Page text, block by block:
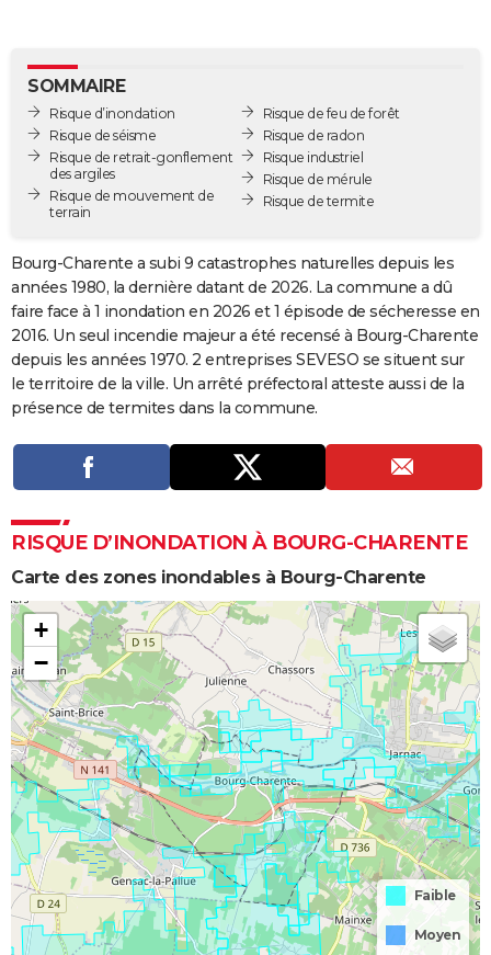
GUIDES D'ACHAT
BONS PLANS
CARTE DE VOEUX
Carte de Noël
Carte Bonne année
Carte Saint-Valentin
Carte Pâques
Carte d'anniversaire
DICTIONNAIRE
COPAINS D'AVANT
S'inscrire
Se connecter
Lycées
Collèges
Primaires
Universités
Entreprises
Service militaire
Avis de recherche
AVIS DE DÉCÈS
FORUM
Lifestyle
Sport
Television
Cinema
SOMMAIRE
Risque d’inondation
Risque de séisme
Risque de retrait-gonflement
des argiles
Risque de mouvement de
terrain
Risque de feu de forêt
Risque de radon
Risque industriel
Risque de mérule
Risque de termite
Bourg-Charente a subi 9 catastrophes naturelles depuis les
années 1980, la dernière datant de 2026. La commune a dû
faire face à 1 inondation en 2026 et 1 épisode de sécheresse en
2016. Un seul incendie majeur a été recensé à Bourg-Charente
depuis les années 1970. 2 entreprises SEVESO se situent sur
le territoire de la ville. Un arrêté préfectoral atteste aussi de la
présence de termites dans la commune.
RISQUE D’INONDATION À BOURG-CHARENTE
Carte des zones inondables à Bourg-Charente
+
−
Faible
Moyen